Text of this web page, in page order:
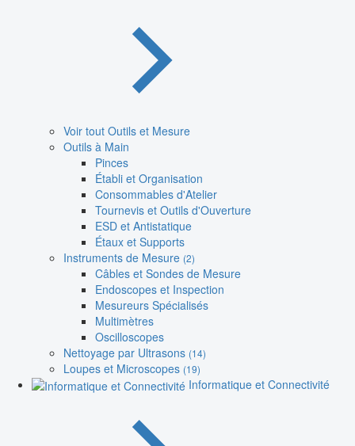
Voir tout Outils et Mesure
Outils à Main
Pinces
Établi et Organisation
Consommables d'Atelier
Tournevis et Outils d'Ouverture
ESD et Antistatique
Étaux et Supports
Instruments de Mesure (2)
Câbles et Sondes de Mesure
Endoscopes et Inspection
Mesureurs Spécialisés
Multimètres
Oscilloscopes
Nettoyage par Ultrasons (14)
Loupes et Microscopes (19)
Informatique et Connectivité